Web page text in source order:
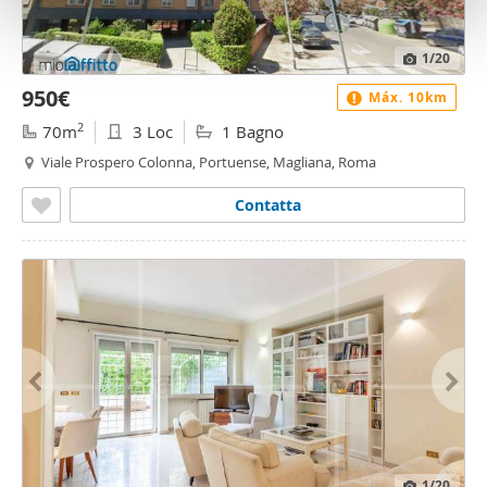
con altre informazioni che ha fornito loro o che hanno
raccolto dal suo utilizzo dei loro servizi.
1/20
950€
70m2 3 Loc 1 Bagno
Viale Prospero Colonna, Portuense, Magliana, Roma
Contatta
Máx. 10km